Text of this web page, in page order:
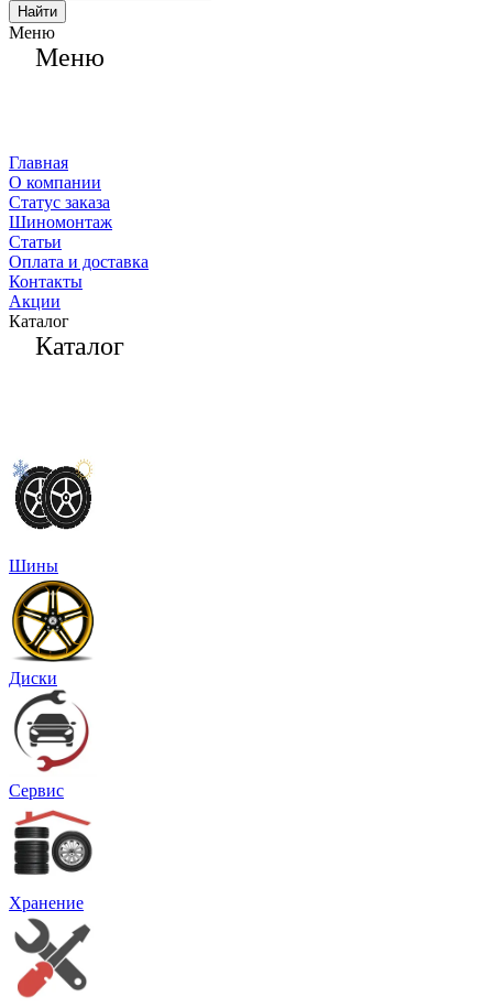
Найти
Меню
Меню
Главная
О компании
Статус заказа
Шиномонтаж
Статьи
Оплата и доставка
Контакты
Акции
Каталог
Каталог
Шины
Диски
Сервис
Хранение